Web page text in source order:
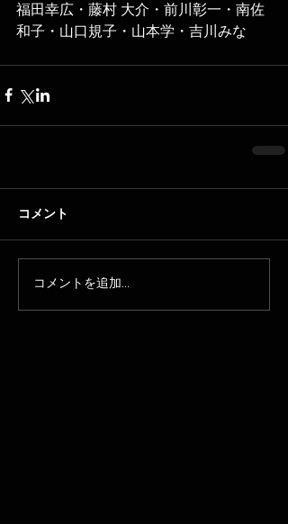
福田幸広・藤村 大介・前川彰一・南佐
和子・山口規子・山本学・吉川みな
コメント
コメントを追加…